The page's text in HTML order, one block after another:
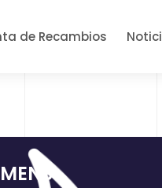
de Recambios